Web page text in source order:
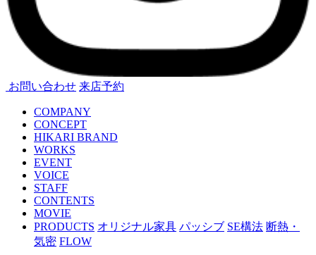
お問い合わせ 来店予約
COMPANY
CONCEPT
HIKARI BRAND
WORKS
EVENT
VOICE
STAFF
CONTENTS
MOVIE
PRODUCTS オリジナル家具 パッシブ SE構法 断熱・
気密 FLOW